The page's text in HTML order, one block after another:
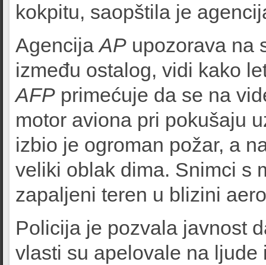
kokpitu, saopštila je
AgencijaAP upozorava na
između ostalog, vidi kako
AFP primećuje da se na
motor aviona pri pokušaju
izbio je ogroman požar, a
veliki oblak dima. Snimci s
zapaljeni teren u blizini
Policija je pozvala javnost
vlasti su apelovale na